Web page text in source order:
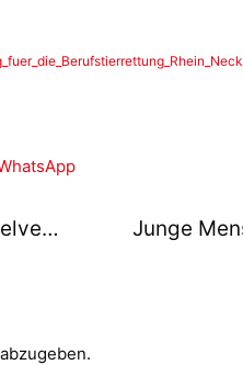
Zusammenhalten: Arbeit des Spiegelvereins fortführen